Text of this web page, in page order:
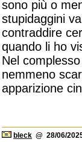
sono più o
stupidaggini
contraddire
quando li ho
Nel
nemmeno
apparizione
bleck @ 28/06/